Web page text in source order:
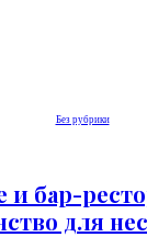
Без рубрики
и бар-
для